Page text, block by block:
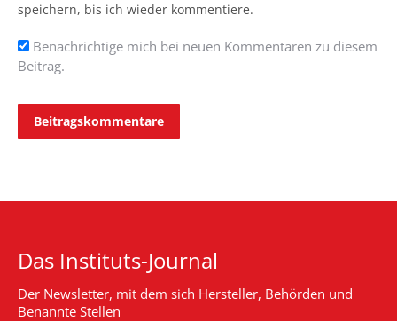
speichern, bis ich wieder kommentiere.
Benachrichtige mich bei neuen Kommentaren zu diesem
Beitrag.
Beitragskommentare
Das Instituts-Journal
Der Newsletter, mit dem sich Hersteller, Behörden und
Benannte Stellen